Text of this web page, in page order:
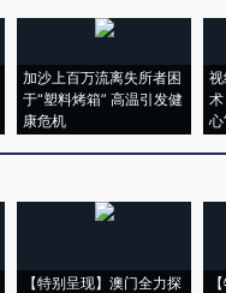
加沙上百万流离失所者困
于“塑料烤箱” 高温引发健
康危机
心
【特别呈现】澳门全力探